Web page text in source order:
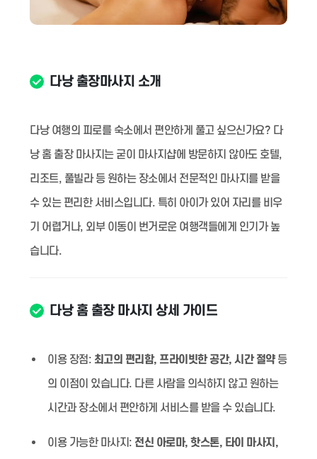
다낭 출장마사지 소개
다낭 여행의 피로를 숙소에서 편안하게 풀고 싶으신가요? 다
낭 홈 출장 마사지는 굳이 마사지샵에 방문하지 않아도 호텔,
리조트, 풀빌라 등 원하는 장소에서 전문적인 마사지를 받을
수 있는 편리한 서비스입니다. 특히 아이가 있어 자리를 비우
기 어렵거나, 외부 이동이 번거로운 여행객들에게 인기가 높
습니다.
다낭 홈 출장 마사지 상세 가이드
이용 장점: 최고의 편리함, 프라이빗한 공간, 시간 절약등
의 이점이 있습니다. 다른 사람을 의식하지 않고 원하는
시간과 장소에서 편안하게 서비스를 받을 수 있습니다.
이용 가능한 마사지: 전신 아로마, 핫스톤, 타이 마사지,